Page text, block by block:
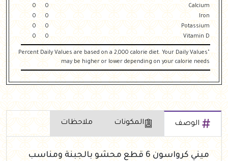
Calcium
0
0
Iron
0
0
Potassium
0
0
Vitamin D
0
0
"Percent Daily Values are based on a 2,000 calorie diet. Your Daily Values
may be higher or lower depending on your calorie needs
الوصف المكونات ملاحظات
ميني كرواسون 6 قطع محشو بالجبنة ومناسب